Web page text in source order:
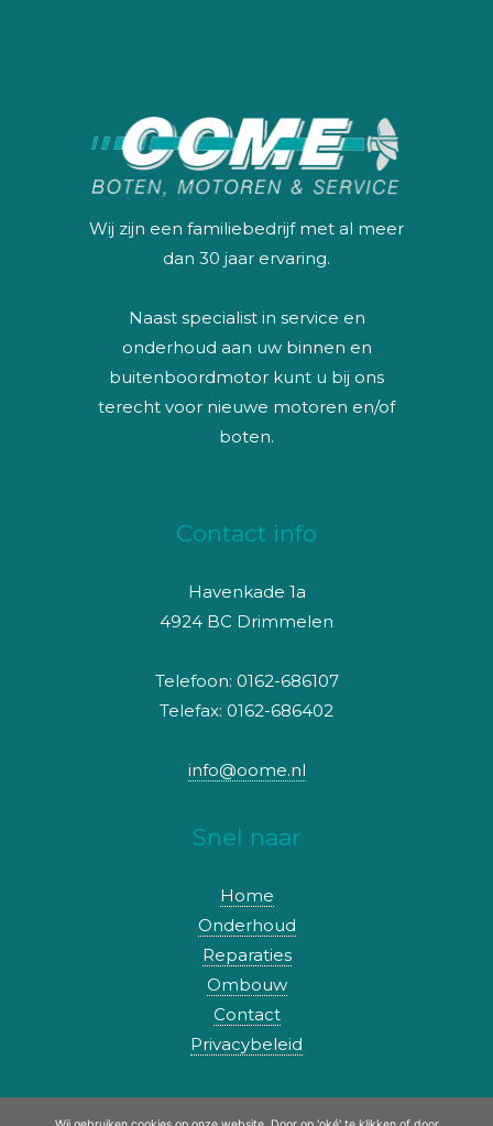
Wij zijn een familiebedrijf met al meer
dan 30 jaar ervaring.
Naast specialist in service en
onderhoud aan uw binnen en
buitenboordmotor kunt u bij ons
terecht voor nieuwe motoren en/of
boten.
Contact info
Havenkade 1a
4924 BC Drimmelen
Telefoon: 0162-686107
Telefax: 0162-686402
info@oome.nl
Snel naar
Home
Onderhoud
Reparaties
Ombouw
Contact
Privacybeleid